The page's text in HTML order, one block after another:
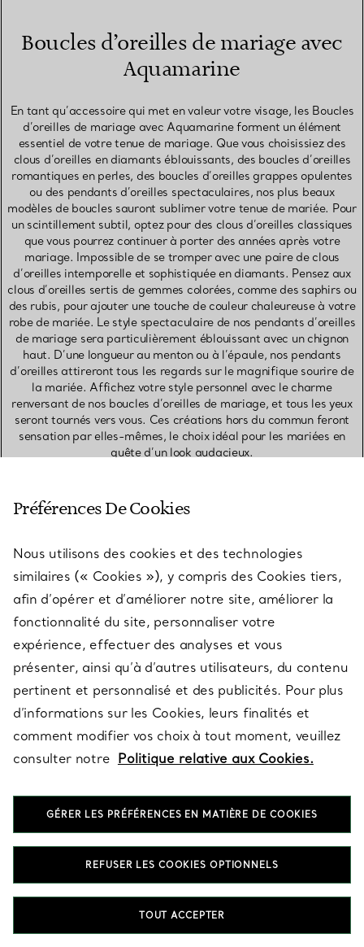
Boucles d’oreilles de mariage avec
Aquamarine
En tant qu’accessoire qui met en valeur votre visage, les Boucles
d’oreilles de mariage avec Aquamarine forment un élément
essentiel de votre tenue de mariage. Que vous choisissiez des
clous d’oreilles en diamants éblouissants, des boucles d’oreilles
romantiques en perles, des boucles d’oreilles grappes opulentes
ou des pendants d’oreilles spectaculaires, nos plus beaux
modèles de boucles sauront sublimer votre tenue de mariée. Pour
un scintillement subtil, optez pour des clous d’oreilles classiques
que vous pourrez continuer à porter des années après votre
mariage. Impossible de se tromper avec une paire de clous
d’oreilles intemporelle et sophistiquée en diamants. Pensez aux
clous d’oreilles sertis de gemmes colorées, comme des saphirs ou
des rubis, pour ajouter une touche de couleur chaleureuse à votre
robe de mariée. Le style spectaculaire de nos pendants d’oreilles
de mariage sera particulièrement éblouissant avec un chignon
haut. D’une longueur au menton ou à l’épaule, nos pendants
d’oreilles attireront tous les regards sur le magnifique sourire de
la mariée. Affichez votre style personnel avec le charme
renversant de nos boucles d’oreilles de mariage, et tous les yeux
seront tournés vers vous. Ces créations hors du commun feront
sensation par elles-mêmes, le choix idéal pour les mariées en
quête d’un look audacieux.
BIJOUX DE MARIAGE
BOUCLES D’OREILLES AUDACIEUSES
CLOUS D’OREILLES
Foire aux questions
Quelles boucles d’oreilles conviennent le mieux à
Les boucles d’oreilles de mariée doivent illuminer le visage et
d’oreilles en diamant Tiffany Victoria® apportent un éclat
précis, tandis que les boucles d’oreilles en perles de la
douceur. Les créations Elsa Peretti® ajoutent une simplicité
sculpturale, avec des diamants en serti clos au style moderne
Comment choisir ses boucles d’oreilles de mariée
Préférences De Cookies
Nous utilisons des cookies et des technologies
similaires (« Cookies »), y compris des Cookies tiers,
afin d’opérer et d’améliorer notre site, améliorer la
fonctionnalité du site, personnaliser votre
expérience, effectuer des analyses et vous
présenter, ainsi qu’à d’autres utilisateurs, du contenu
pertinent et personnalisé et des publicités. Pour plus
d’informations sur les Cookies, leurs finalités et
comment modifier vos choix à tout moment, veuillez
consulter notre Politique relative aux Cookies.
GÉRER LES PRÉFÉRENCES EN MATIÈRE DE COOKIES
REFUSER LES COOKIES OPTIONNELS
TOUT ACCEPTER